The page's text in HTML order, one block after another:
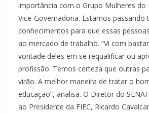
importância com o Grupo Mulheres do
Vice-Governadoria. Estamos passando
conhecimentos para que essas
ao mercado de trabalho. “Vi com
vontade deles em se requalificar ou
profissão. Temos certeza que outras
virão. A melhor maneira de tratar o
educação”, analisa. O Diretor do
ao Presidente da FIEC, Ricardo